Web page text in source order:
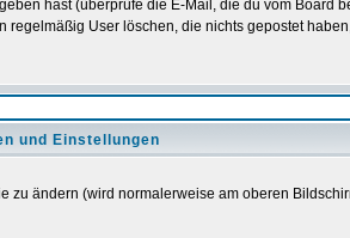
hast (überprüfe die E-Mail, die du vom Board
User löschen, die nichts gepostet
und Einstellungen
zu ändern (wird normalerweise am oberen